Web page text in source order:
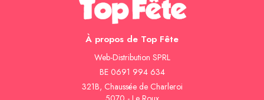
À propos de Top Fête
Web-Distribution SPRL
BE 0691 994 634
321B, Chaussée de Charleroi